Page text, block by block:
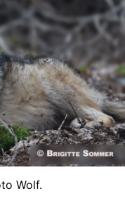
Wolf.